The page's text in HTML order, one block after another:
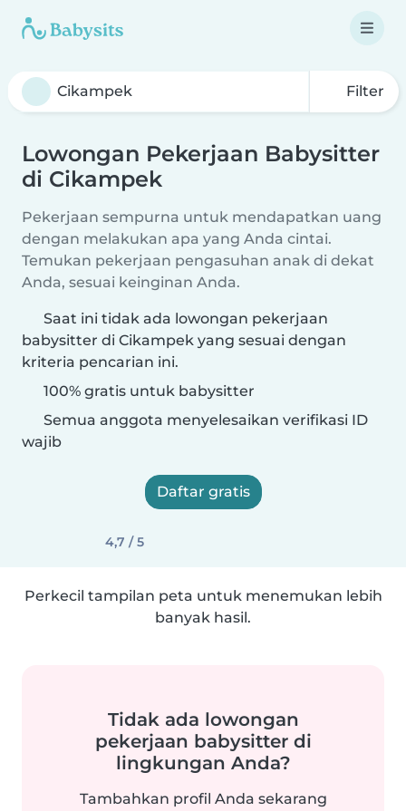
Filter
Lowongan Pekerjaan Babysitter
di Cikampek
Pekerjaan sempurna untuk mendapatkan uang
dengan melakukan apa yang Anda cintai.
Temukan pekerjaan pengasuhan anak di dekat
Anda, sesuai keinginan Anda.
Saat ini tidak ada lowongan pekerjaan
babysitter di Cikampek yang sesuai dengan
kriteria pencarian ini.
100% gratis untuk babysitter
Semua anggota menyelesaikan verifikasi ID
wajib
Daftar gratis
4,7 / 5
Perkecil tampilan peta untuk menemukan lebih
banyak hasil.
Tidak ada lowongan
pekerjaan babysitter di
lingkungan Anda?
Tambahkan profil Anda sekarang